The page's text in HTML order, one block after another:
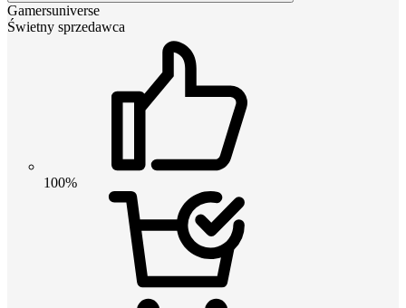
Gamersuniverse
Świetny sprzedawca
100%